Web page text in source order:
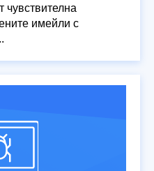
чувствителна
имейли с